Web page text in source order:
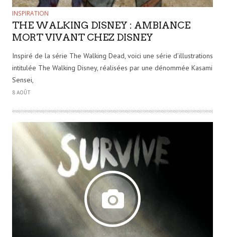
INSPIRATION
THE WALKING DISNEY : AMBIANCE
MORT VIVANT CHEZ DISNEY
Inspiré de la série The Walking Dead, voici une série d’illustrations
intitulée The Walking Disney, réalisées par une dénommée Kasami
Sensei,
8 AOÛT